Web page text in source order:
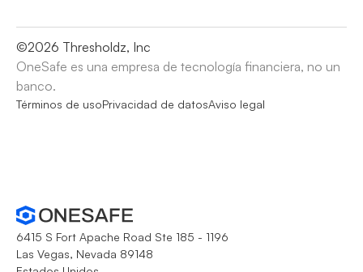
©2026 Thresholdz, Inc
OneSafe es una empresa de tecnología financiera, no un
banco.
Términos de usoPrivacidad de datosAviso legal
6415 S Fort Apache Road Ste 185 - 1196
Las Vegas, Nevada 89148